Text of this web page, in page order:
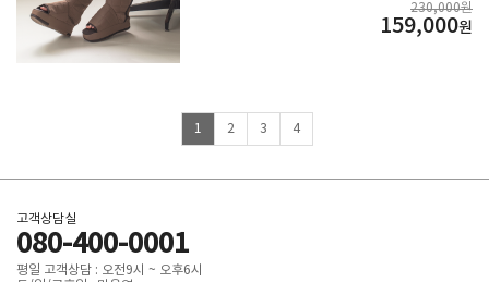
230,000원
159,000원
1 2 3 4
고객상담실
080-400-0001
평일 고객상담 : 오전9시 ~ 오후6시